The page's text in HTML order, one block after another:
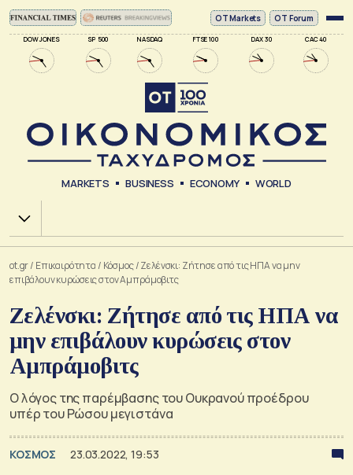
DOW JONES SP 500 NASDAQ FTSE 100 DAX 30 CAC 40
ΟΤ Markets OT Forum
MARKETS BUSINESS ECONOMY WORLD
Χ.Α.
ot.gr/ Επικαιρότητα / Κόσμος/Ζελένσκι: Ζήτησε από τις ΗΠΑ να μην
επιβάλουν κυρώσεις στον Αμπράμοβιτς
Ζελένσκι: Ζήτησε από τις ΗΠΑ να
μην επιβάλουν κυρώσεις στον
Αμπράμοβιτς
Ο λόγος της παρέμβασης του Ουκρανού προέδρου
υπέρ του Ρώσου μεγιστάνα
ΚΟΣΜΟΣ 23.03.2022, 19:53